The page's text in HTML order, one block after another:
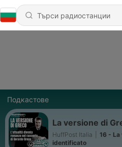
Подкастове
La versione di
HuffPost Italia
16 - La
identificato